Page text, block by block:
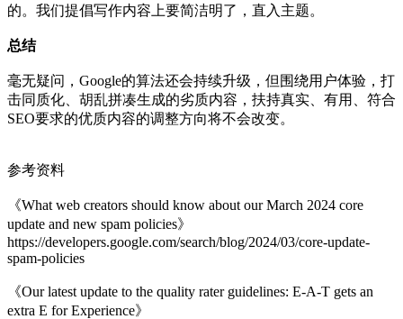
的。我们提倡写作内容上要简洁明了，直入主题。
总结
毫无疑问，Google的算法还会持续升级，但围绕用户体验，打
击同质化、胡乱拼凑生成的劣质内容，扶持真实、有用、符合
SEO要求的优质内容的调整方向将不会改变。
参考资料
《What web creators should know about our March 2024 core
update and new spam policies》
https://developers.google.com/search/blog/2024/03/core-update-
spam-policies
《Our latest update to the quality rater guidelines: E-A-T gets an
extra E for Experience》